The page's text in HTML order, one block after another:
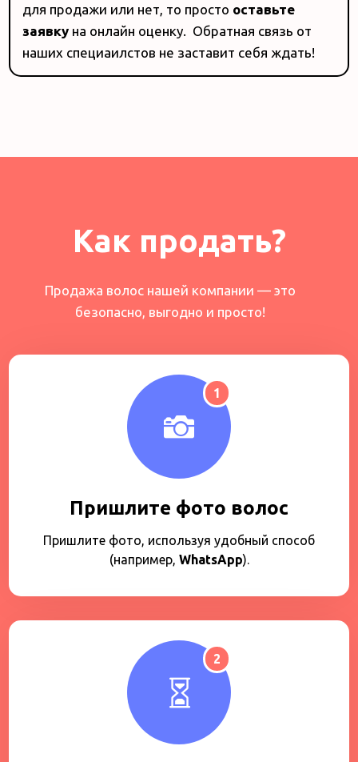
для продажи или нет, то просто оставьте
заявку на онлайн оценку. Обратная связь от
наших специаилстов не заставит себя ждать!
Как продать?
Продажа волос нашей компании — это
безопасно, выгодно и просто!
1
Пришлите фото волос
Пришлите фото, используя удобный способ
(например, WhatsApp).
2